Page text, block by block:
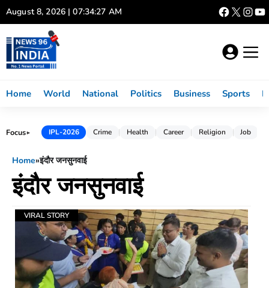
Skip
to
content
August 8, 2026 | 07:34:27 AM
Home World National Politics Business Sports
Focus► IPL-2026 Crime Health Career Religion Job
Home»इंदौर जनसुनवाई
इंदौर जनसुनवाई
VIRAL STORY